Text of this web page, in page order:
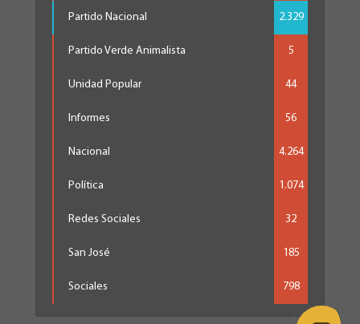
Partido Nacional 2.329
Partido Verde Animalista 5
Unidad Popular 44
Informes 56
Nacional 4.264
Política 1.074
Redes Sociales 32
San José 185
Sociales 798